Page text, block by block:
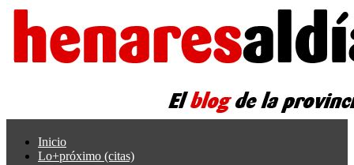
Inicio
Lo+próximo (citas)